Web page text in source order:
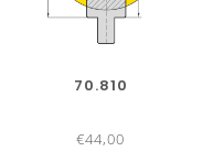
70.810
€44,00